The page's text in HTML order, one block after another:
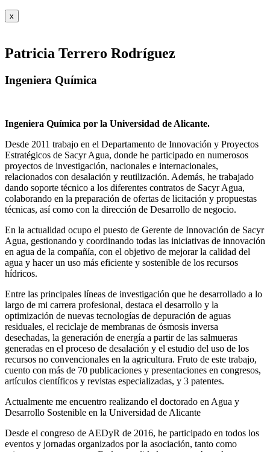
x
Patricia Terrero Rodríguez
Ingeniera Química
Ingeniera Química por la Universidad de Alicante.
Desde 2011 trabajo en el Departamento de Innovación y Proyectos
Estratégicos de Sacyr Agua, donde he participado en numerosos
proyectos de investigación, nacionales e internacionales,
relacionados con desalación y reutilización. Además, he trabajado
dando soporte técnico a los diferentes contratos de Sacyr Agua,
colaborando en la preparación de ofertas de licitación y propuestas
técnicas, así como con la dirección de Desarrollo de negocio.
En la actualidad ocupo el puesto de Gerente de Innovación de Sacyr
Agua, gestionando y coordinando todas las iniciativas de innovación
en agua de la compañía, con el objetivo de mejorar la calidad del
agua y hacer un uso más eficiente y sostenible de los recursos
hídricos.
Entre las principales líneas de investigación que he desarrollado a lo
largo de mi carrera profesional, destaca el desarrollo y la
optimización de nuevas tecnologías de depuración de aguas
residuales, el reciclaje de membranas de ósmosis inversa
desechadas, la generación de energía a partir de las salmueras
generadas en el proceso de desalación y el estudio del uso de los
recursos no convencionales en la agricultura. Fruto de este trabajo,
cuento con más de 70 publicaciones y presentaciones en congresos,
artículos científicos y revistas especializadas, y 3 patentes.
Actualmente me encuentro realizando el doctorado en Agua y
Desarrollo Sostenible en la Universidad de Alicante
Desde el congreso de AEDyR de 2016, he participado en todos los
eventos y jornadas organizados por la asociación, tanto como